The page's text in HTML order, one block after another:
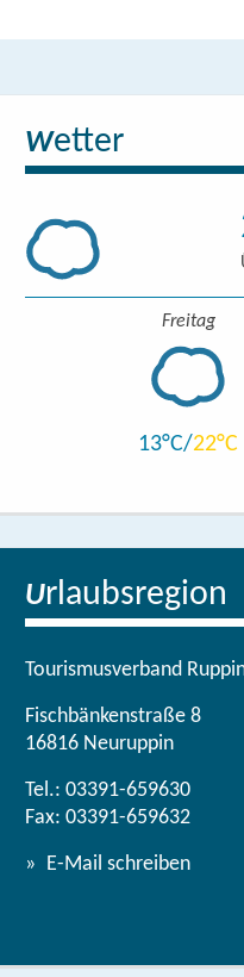
Wetter
Freitag
13 22
Urlaubsregion
Tourismusverband
Fischbänkenstraße 8
16816 Neuruppin
Tel.: 03391-659630
Fax: 03391-659632
E-Mail schreiben